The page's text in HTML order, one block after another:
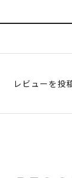
レビューを投